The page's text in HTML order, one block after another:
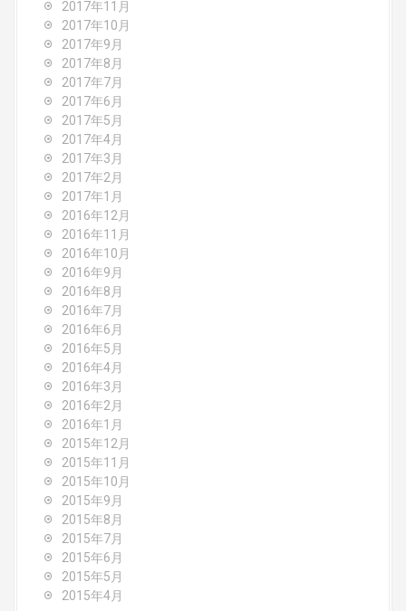
2017年11月
2017年10月
2017年9月
2017年8月
2017年7月
2017年6月
2017年5月
2017年4月
2017年3月
2017年2月
2017年1月
2016年12月
2016年11月
2016年10月
2016年9月
2016年8月
2016年7月
2016年6月
2016年5月
2016年4月
2016年3月
2016年2月
2016年1月
2015年12月
2015年11月
2015年10月
2015年9月
2015年8月
2015年7月
2015年6月
2015年5月
2015年4月